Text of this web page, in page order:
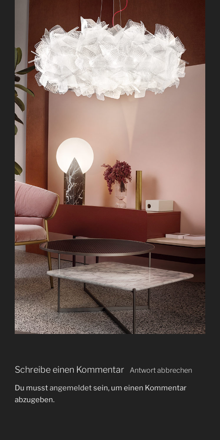
Schreibe einen Kommentar Antwort abbrechen
Du musstangemeldetsein, um einen Kommentar
abzugeben.